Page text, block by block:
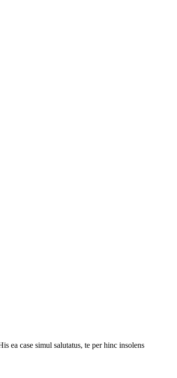
ea case simul salutatus, te per hinc insolens